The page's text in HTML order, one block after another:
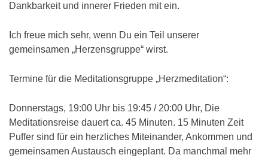
Dankbarkeit und innerer Frieden mit ein.
Ich freue mich sehr, wenn Du ein Teil unserer
gemeinsamen „Herzensgruppe“ wirst.
Termine für die Meditationsgruppe „Herzmeditation“:
Donnerstags, 19:00 Uhr bis 19:45 / 20:00 Uhr, Die
Meditationsreise dauert ca. 45 Minuten. 15 Minuten Zeit
Puffer sind für ein herzliches Miteinander, Ankommen und
gemeinsamen Austausch eingeplant. Da manchmal mehr